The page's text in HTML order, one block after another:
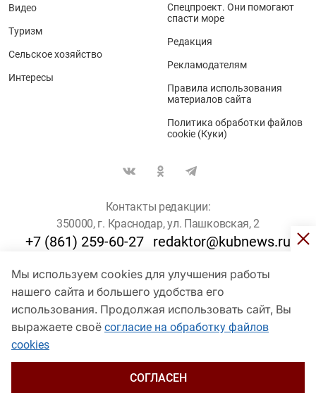
Мы используем cookies для улучшения работы
нашего сайта и большего удобства его
использования. Продолжая использовать сайт, Вы
выражаете своё согласие на обработку файлов
cookies
СОГЛАСЕН
Видео
Туризм
Сельское хозяйство
Интересы
Спецпроект. Они помогают
спасти море
Редакция
Рекламодателям
Правила использования
материалов сайта
Политика обработки файлов
cookie (Куки)
Контакты редакции:
350000, г. Краснодар, ул. Пашковская, 2
+7 (861) 259-60-27 redaktor@kubnews.ru
Для пользователей старше 16 лет
© Кубанские Новости, 2017
Сетевое издание «kubnews» зарегистрировано Федеральной
службой по надзору в сфере связи, информационных технологий
и массовых коммуникаций (Роскомнадзор). Регистрационный
Пашковская, 2). Главный редактор – Филиппов О. Ю.